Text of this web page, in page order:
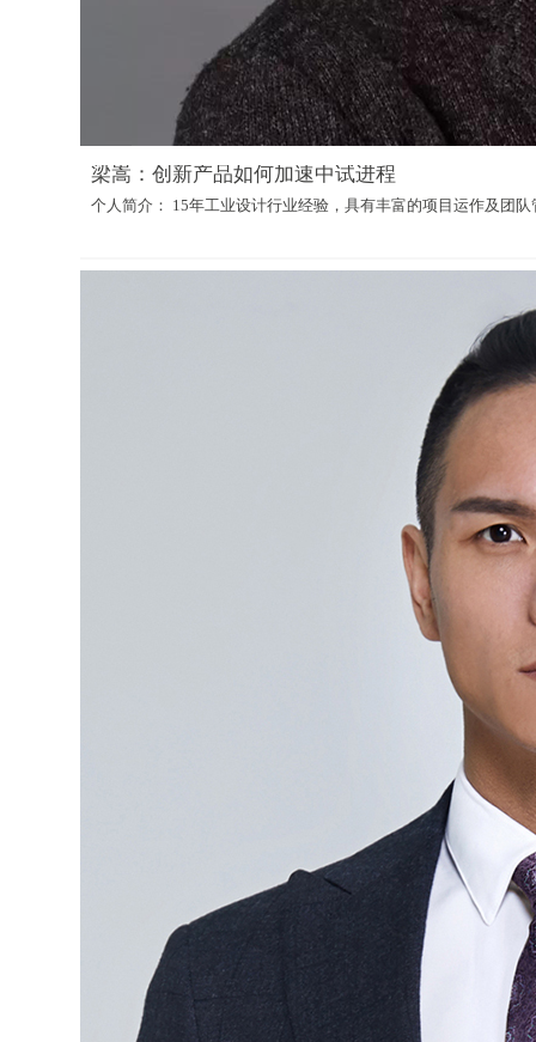
梁嵩：创新产品如何加速中试进程
个人简介： 15年工业设计行业经验，具有丰富的项目运作及团队